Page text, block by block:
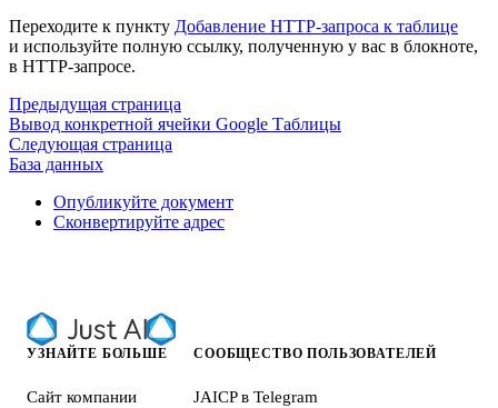
Переходите к пункту Добавление HTTP-запроса к таблице
и используйте полную ссылку, полученную у вас в блокноте,
в HTTP-запросе.
Предыдущая страница
Вывод конкретной ячейки Google Таблицы
Следующая страница
База данных
Опубликуйте документ
Сконвертируйте адрес
УЗНАЙТЕ БОЛЬШЕ
Сайт компании
СООБЩЕСТВО ПОЛЬЗОВАТЕЛЕЙ
JAICP в Telegram